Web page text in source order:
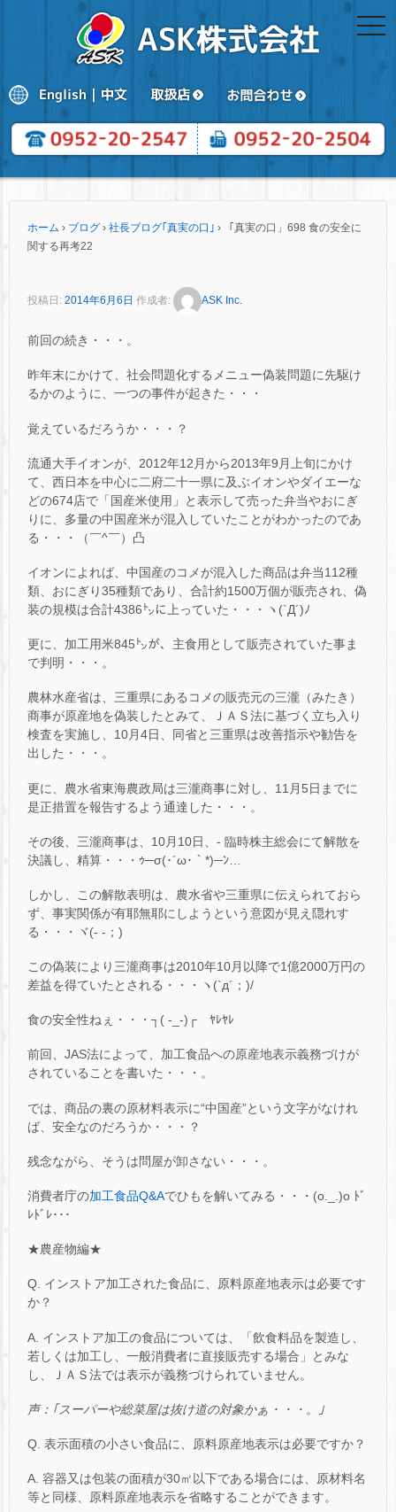
ホーム › ブログ › 社長ブログ｢真実の口｣ ›
「真実の口」698 食の安全に
関する再考22
投稿日: 2014年6月6日 作成者: ASK Inc.
前回の続き・・・。
昨年末にかけて、社会問題化するメニュー偽装問題に先駆け
るかのように、一つの事件が起きた・・・
覚えているだろうか・・・？
流通大手イオンが、2012年12月から2013年9月上旬にかけ
て、西日本を中心に二府二十一県に及ぶイオンやダイエーな
どの674店で「国産米使用」と表示して売った弁当やおにぎ
りに、多量の中国産米が混入していたことがわかったのであ
る・・・（￣^￣）凸
イオンによれば、中国産のコメが混入した商品は弁当112種
類、おにぎり35種類であり、合計約1500万個が販売され、偽
装の規模は合計4386㌧に上っていた・・・ヽ(`Д´)ﾉ
更に、加工用米845㌧が、主食用として販売されていた事ま
で判明・・・。
農林水産省は、三重県にあるコメの販売元の三瀧（みたき）
商事が原産地を偽装したとみて、ＪＡＳ法に基づく立ち入り
検査を実施し、10月4日、同省と三重県は改善指示や勧告を
出した・・・。
更に、農水省東海農政局は三瀧商事に対し、11月5日までに
是正措置を報告するよう通達した・・・。
その後、三瀧商事は、10月10日、- 臨時株主総会にて解散を
決議し、精算・・・ｩ─σ(･´ω･｀*)─ﾝ…
しかし、この解散表明は、農水省や三重県に伝えられておら
ず、事実関係が有耶無耶にしようという意図が見え隠れす
る・・・ヾ(- -；)
この偽装により三瀧商事は2010年10月以降で1億2000万円の
差益を得ていたとされる・・・ヽ(`д´；)/
食の安全性ねぇ・・・┐( -_-)┌ ﾔﾚﾔﾚ
前回、JAS法によって、加工食品への原産地表示義務づけが
されていることを書いた・・・。
では、商品の裏の原材料表示に“中国産”という文字がなけれ
ば、安全なのだろうか・・・？
残念ながら、そうは問屋が卸さない・・・。
消費者庁の加工食品Q&Aでひもを解いてみる・・・(o._.)o ﾄﾞ
ﾚﾄﾞﾚ･･･
★農産物編★
Q. インストア加工された食品に、原料原産地表示は必要です
か？
A. インストア加工の食品については、「飲食料品を製造し、
若しくは加工し、一般消費者に直接販売する場合」とみな
し、ＪＡＳ法では表示が義務づけられていません。
声：｢スーパーや総菜屋は抜け道の対象かぁ・・・。｣
Q. 表示面積の小さい食品に、原料原産地表示は必要ですか？
A. 容器又は包装の面積が30㎡以下である場合には、原材料名
等と同様、原料原産地表示を省略することができます。